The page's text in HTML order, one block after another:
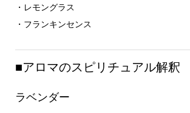
・レモングラス
・フランキンセンス
■アロマのスピリチュアル解釈
ラベンダー